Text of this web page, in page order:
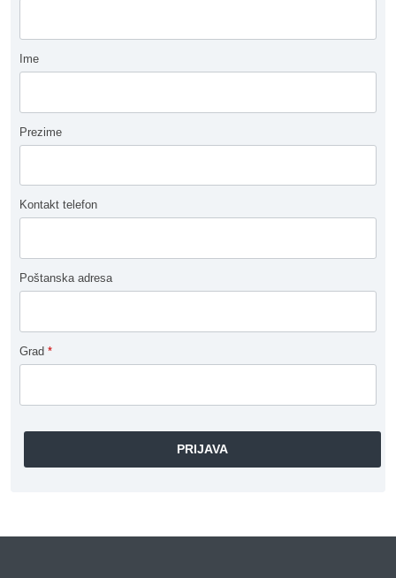
Ime
Prezime
Kontakt telefon
Poštanska adresa
Grad *